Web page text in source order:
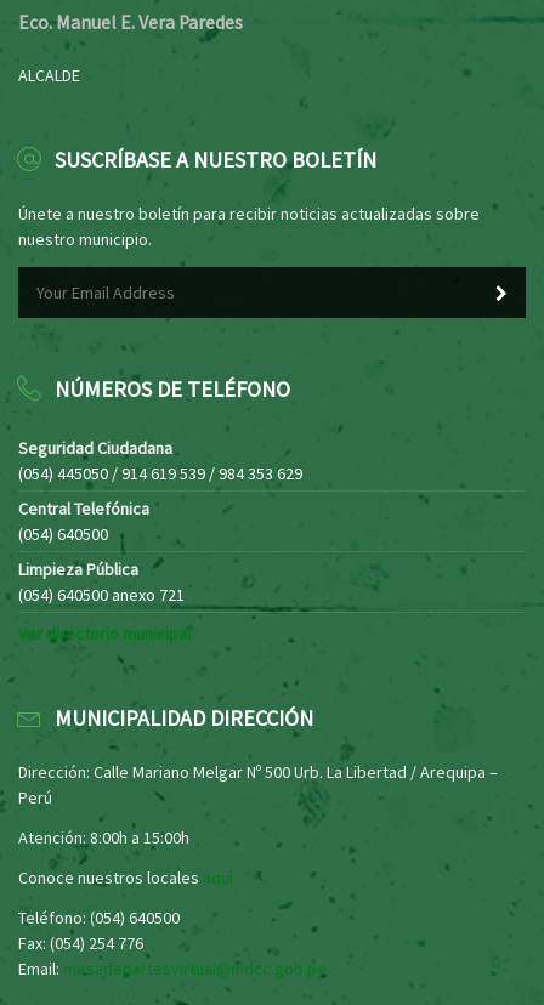
Eco. Manuel E. Vera Paredes
ALCALDE
SUSCRÍBASE A NUESTRO BOLETÍN
Únete a nuestro boletín para recibir noticias actualizadas sobre
nuestro municipio.
NÚMEROS DE TELÉFONO
Seguridad Ciudadana
(054) 445050 / 914 619 539 / 984 353 629
Central Telefónica
(054) 640500
Limpieza Pública
(054) 640500 anexo 721
Ver directorio municipal
MUNICIPALIDAD DIRECCIÓN
Dirección: Calle Mariano Melgar Nº 500 Urb. La Libertad / Arequipa –
Perú
Atención: 8:00h a 15:00h
Conoce nuestros locales aquí
Teléfono: (054) 640500
Fax: (054) 254 776
Email: mesadepartesvirtual@mdcc.gob.pe